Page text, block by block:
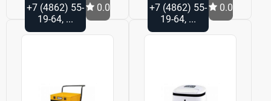
+7 (4862) 55-
19-64, ...
0.0
+7 (4862) 55-
19-64, ...
0.0